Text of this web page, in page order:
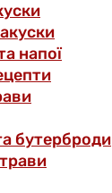
напої
бутерброди